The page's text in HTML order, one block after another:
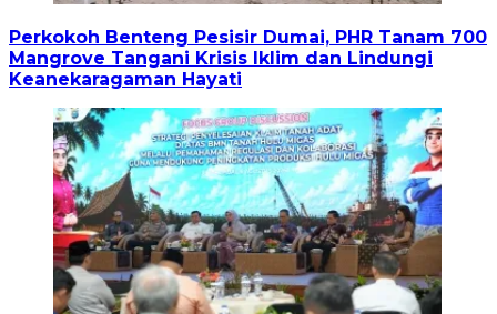
Perkokoh Benteng Pesisir Dumai, PHR Tanam 700
Mangrove Tangani Krisis Iklim dan Lindungi
Keanekaragaman Hayati